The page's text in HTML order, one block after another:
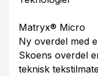
Matryx® Micro
Ny overdel med
Skoens overdel
teknisk